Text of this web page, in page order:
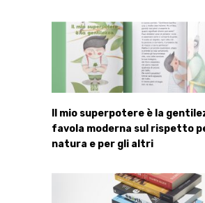
Il mio superpotere è la
favola moderna sul rispetto
natura e per gli altri